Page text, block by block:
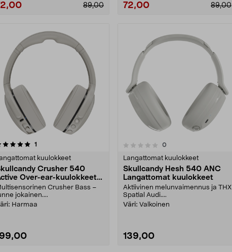
89,00 72,00 89,00
1
kuulokkeet
Crusher 540
Over-ear-kuulokkeet,
Crusher Bass –
jokainen....
Harmaa
0.0 viidestä
0
Langattomat kuulokkeet
Skullcandy Hesh 540 ANC
Langattomat kuulokkeet
Aktiivinen melunvaimennus ja THX
Spatial Audi....
Väri: Valkoinen
139,00
0.0 viidestä